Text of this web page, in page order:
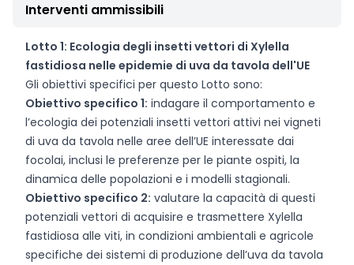
Interventi ammissibili
Lotto 1: Ecologia degli insetti vettori di Xylella
fastidiosa nelle epidemie di uva da tavola dell'UE
Gli obiettivi specifici per questo Lotto sono:
Obiettivo specifico 1: indagare il comportamento e
l’ecologia dei potenziali insetti vettori attivi nei vigneti
di uva da tavola nelle aree dell’UE interessate dai
focolai, inclusi le preferenze per le piante ospiti, la
dinamica delle popolazioni e i modelli stagionali.
Obiettivo specifico 2: valutare la capacità di questi
potenziali vettori di acquisire e trasmettere Xylella
fastidiosa alle viti, in condizioni ambientali e agricole
specifiche dei sistemi di produzione dell’uva da tavola